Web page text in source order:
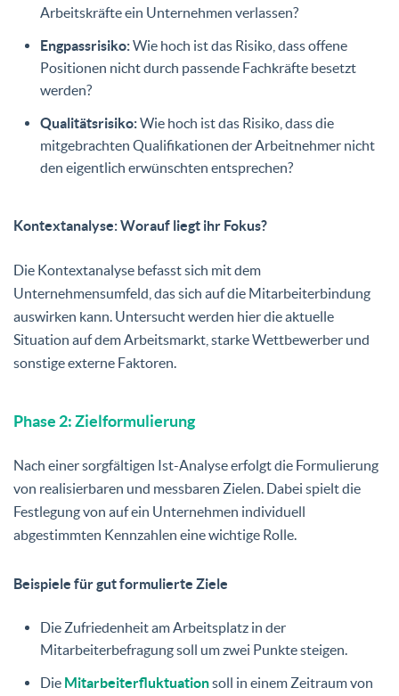
Arbeitskräfte ein Unternehmen verlassen?
Engpassrisiko:Wie hoch ist das Risiko, dass offene
Positionen nicht durch passende Fachkräfte besetzt
werden?
Qualitätsrisiko:Wie hoch ist das Risiko, dass die
mitgebrachten Qualifikationen der Arbeitnehmer nicht
den eigentlich erwünschten entsprechen?
Kontextanalyse: Worauf liegt ihr Fokus?
Die Kontextanalyse befasst sich mit dem
Unternehmensumfeld, das sich auf die Mitarbeiterbindung
auswirken kann. Untersucht werden hier die aktuelle
Situation auf dem Arbeitsmarkt, starke Wettbewerber und
sonstige externe Faktoren.
Phase 2: Zielformulierung
Nach einer sorgfältigen Ist-Analyse erfolgt die Formulierung
von realisierbaren und messbaren Zielen. Dabei spielt die
Festlegung von auf ein Unternehmen individuell
abgestimmten Kennzahlen eine wichtige Rolle.
Beispiele für gut formulierte Ziele
Die Zufriedenheit am Arbeitsplatz in der
Mitarbeiterbefragung soll um zwei Punkte steigen.
Die Mitarbeiterfluktuationsoll in einem Zeitraum von